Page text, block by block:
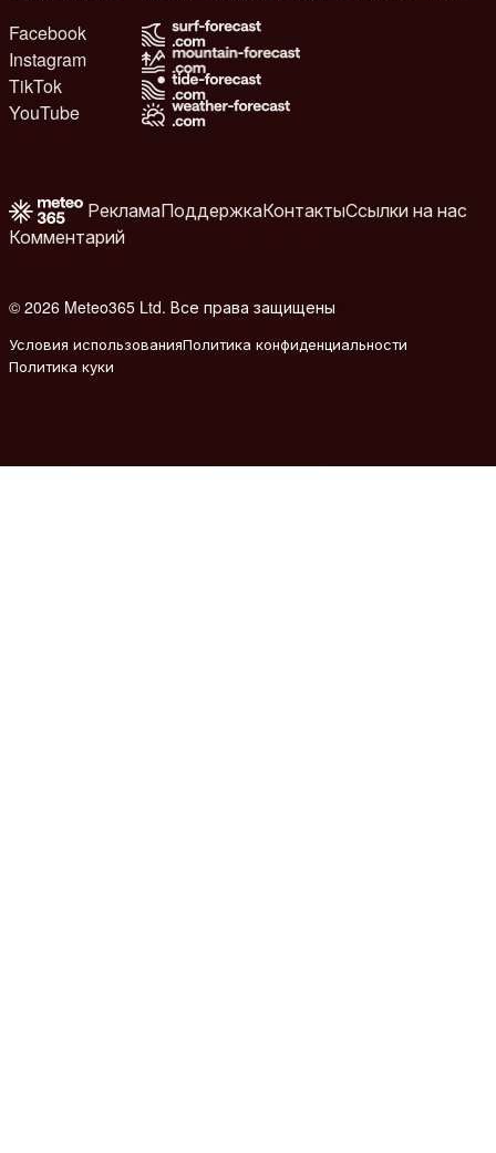
Facebook
Instagram
TikTok
YouTube
РекламаПоддержкаКонтактыСсылки на нас
Комментарий
© 2026 Meteo365 Ltd. Все права защищены
Условия использованияПолитика конфиденциальности
Политика куки